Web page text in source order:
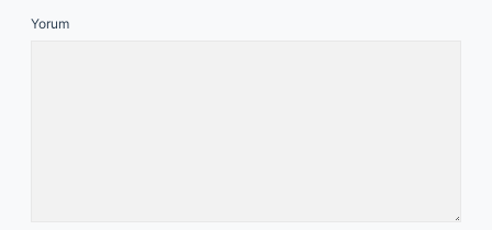
Yorum